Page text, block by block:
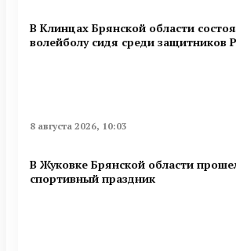
В Клинцах Брянской области
волейболу сидя среди защитников
8 августа 2026, 10:03
В Жуковке Брянской области
спортивный праздник